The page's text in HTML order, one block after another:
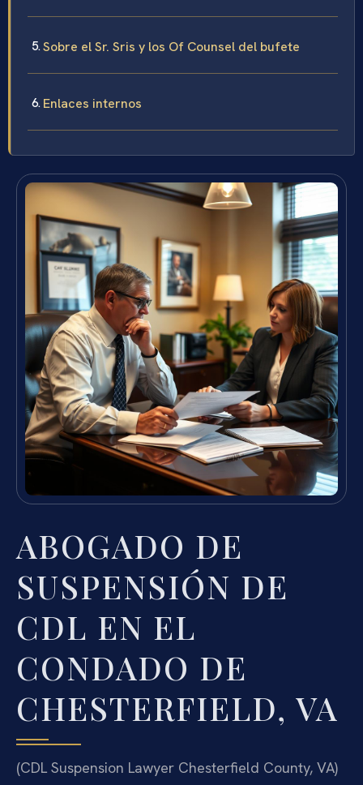
Sobre el Sr. Sris y los Of Counsel del bufete
Enlaces internos
ABOGADO DE
SUSPENSIÓN DE
CDL EN EL
CONDADO DE
CHESTERFIELD, VA
(CDL Suspension Lawyer Chesterfield County, VA)